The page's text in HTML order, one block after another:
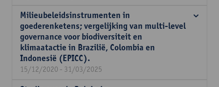
Milieubeleidsinstrumenten in
goederenketens; vergelijking van multi-level
governance voor biodiversiteit en
klimaatactie in Brazilië, Colombia en
Indonesië (EPICC).
15/12/2020 - 31/03/2025